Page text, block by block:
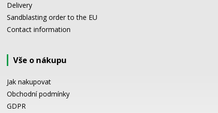
Delivery
Sandblasting order to the EU
Contact information
Vše o nákupu
Jak nakupovat
Obchodní podmínky
GDPR